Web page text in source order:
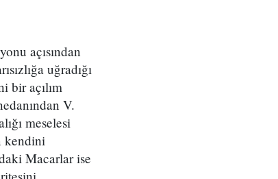
açısından
uğradığı
bir açılım
V.
meselesi
kendini
Macarlar ise